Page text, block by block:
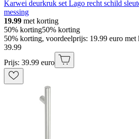
Karwei deurkruk set Lago recht schild
messing
19.99 met korting
50% korting50% korting
50% korting, voordeelprijs: 19.99 euro met
39.99
Prijs: 39.99 euro